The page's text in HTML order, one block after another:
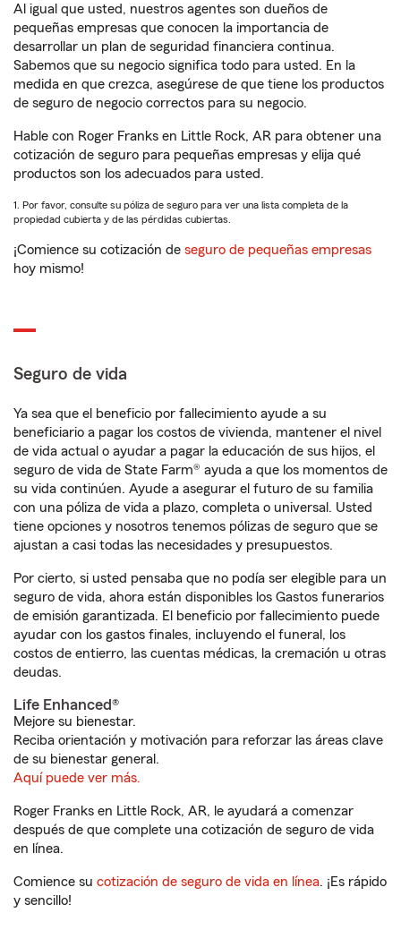
Al igual que usted, nuestros agentes son dueños de
pequeñas empresas que conocen la importancia de
desarrollar un plan de seguridad financiera continua.
Sabemos que su negocio significa todo para usted. En la
medida en que crezca, asegúrese de que tiene los productos
de seguro de negocio correctos para su negocio.
Hable con Roger Franks en Little Rock, AR para obtener una
cotización de seguro para pequeñas empresas y elija qué
productos son los adecuados para usted.
1. Por favor, consulte su póliza de seguro para ver una lista completa de la
propiedad cubierta y de las pérdidas cubiertas.
¡Comience su cotización de seguro de pequeñas empresas
hoy mismo!
Seguro de vida
Ya sea que el beneficio por fallecimiento ayude a su
beneficiario a pagar los costos de vivienda, mantener el nivel
de vida actual o ayudar a pagar la educación de sus hijos, el
seguro de vida de State Farm® ayuda a que los momentos de
su vida continúen. Ayude a asegurar el futuro de su familia
con una póliza de vida a plazo, completa o universal. Usted
tiene opciones y nosotros tenemos pólizas de seguro que se
ajustan a casi todas las necesidades y presupuestos.
Por cierto, si usted pensaba que no podía ser elegible para un
seguro de vida, ahora están disponibles los Gastos funerarios
de emisión garantizada. El beneficio por fallecimiento puede
ayudar con los gastos finales, incluyendo el funeral, los
costos de entierro, las cuentas médicas, la cremación u otras
deudas.
Life Enhanced®
Mejore su bienestar.
Reciba orientación y motivación para reforzar las áreas clave
de su bienestar general.
Aquí puede ver más.
Roger Franks en Little Rock, AR, le ayudará a comenzar
después de que complete una cotización de seguro de vida
en línea.
Comience su cotización de seguro de vida en línea. ¡Es rápido
y sencillo!